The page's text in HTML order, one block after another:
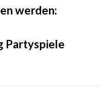
werden:
Partyspiele